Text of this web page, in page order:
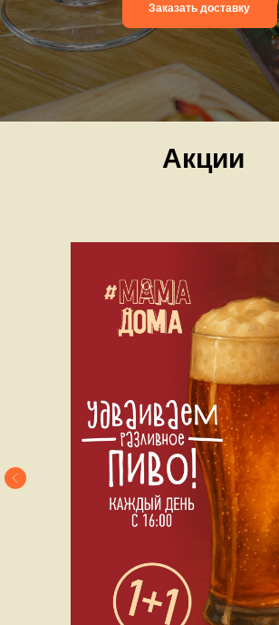
Заказать доставку
Акции